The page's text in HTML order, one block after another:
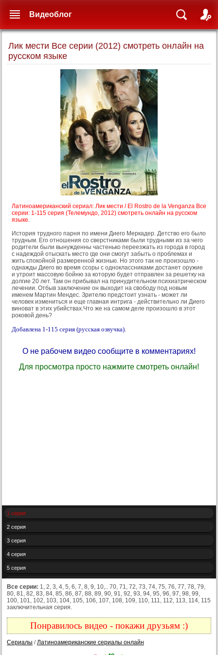
Лик мести Все серии (2012) смотреть онлайн на
русском языке
Латиноамериканский сериал: Лик мести / El Rostro de la Venganza Все
серии: 1-115 серия (Телемундо, 2012) смотреть онлайн на русском
языке.
История трудного парня по имени Диего Меркадер. Детство его было
трудным. Его отношения со сверстниками были трудными из за чего
родители были вынужденны частенько переезжать из города в город
с надеждой отыскать место где они смогут забыть о проблемах и
жить спокойной размеренной жизнью. Но этого так не произошло -
однажды Диего во время ссоры с одноклассниками достанет оружие
и утроит массовую бойню за которую будет отправлен за решетку на
долгие 20 лет. Там он прибывал на принудительном психиатрическом
лечении. Отбыв заключение он выходит на свободу под новым
именем Мартин Мендес. Зрителю предстоит узнать - может ли
человек измениться и еще главная интрига - действительно ли Диего
виноват в этих убийствах.Что же на самом деле произошло в этот
роковой день?
Добавлена 1-115 серия (русская озвучка).
О не рабочем видео сообщите в комментариях!
Для просмотра просто нажмите смотреть онлайн!
1 серия
2 серия
3 серия
4 серия
5 серия
7 серия
8 серия
9 серия
10 серия
Все серии: 1, 2, 3, 4, 5, 6, 7, 8, 9, 10,.. 70, 71, 72, 73, 74, 75, 76, 77, 78, 79,
80, 81, 82, 83, 84, 85, 86, 87, 88, 89, 90, 91, 92, 93, 94, 95, 96, 97, 98, 99,
100, 101, 102, 103, 104, 105, 106, 107, 108, 109, 110, 111, 112, 113, 114, 115
заключительная серия.
Понравилось видео - покажи друзьям :)
Сериалы /Латиноамериканские сериалы онлайн
Видеоблог